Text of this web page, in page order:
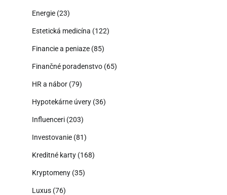
Energie (23)
Estetická medicína (122)
Financie a peniaze (85)
Finančné poradenstvo (65)
HR a nábor (79)
Hypotekárne úvery (36)
Influenceri (203)
Investovanie (81)
Kreditné karty (168)
Kryptomeny (35)
Luxus (76)